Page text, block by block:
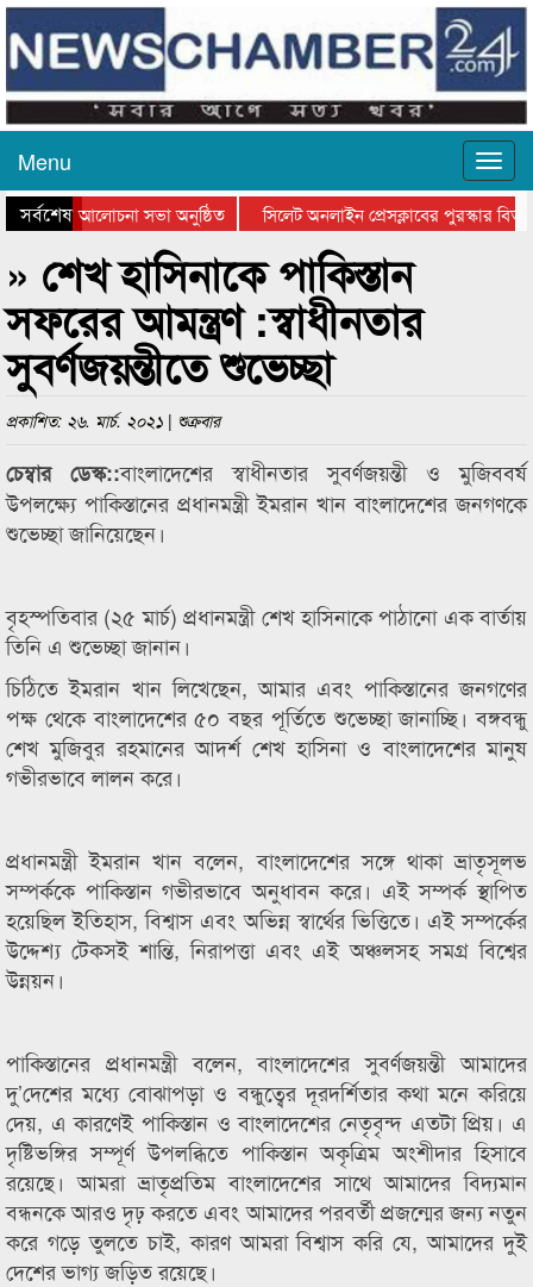
Menu
সর্বশেষ
দিবসের আলোচনা সভা অনুষ্ঠিত
সিলেট অনলাইন প্রেসক্লাবের পুরস্কার
সভা ও সম্মাননা প্রদান
কানাইঘাটের কিশোর আহাদের খুনি
» শেখ হাসিনাকে পাকিস্তান
সফরের আমন্ত্রণ :স্বাধীনতার
সুবর্ণজয়ন্তীতে শুভেচ্ছা
প্রকাশিত: ২৬. মার্চ. ২০২১ | শুক্রবার
চেম্বার ডেস্ক::বাংলাদেশের স্বাধীনতার সুবর্ণজয়ন্তী ও মুজিববর্ষ
উপলক্ষ্যে পাকিস্তানের প্রধানমন্ত্রী ইমরান খান বাংলাদেশের জনগণকে
শুভেচ্ছা জানিয়েছেন।
বৃহস্পতিবার (২৫ মার্চ) প্রধানমন্ত্রী শেখ হাসিনাকে পাঠানো এক বার্তায়
তিনি এ শুভেচ্ছা জানান।
চিঠিতে ইমরান খান লিখেছেন, আমার এবং পাকিস্তানের জনগণের
পক্ষ থেকে বাংলাদেশের ৫০ বছর পূর্তিতে শুভেচ্ছা জানাচ্ছি। বঙ্গবন্ধু
শেখ মুজিবুর রহমানের আদর্শ শেখ হাসিনা ও বাংলাদেশের মানুষ
গভীরভাবে লালন করে।
প্রধানমন্ত্রী ইমরান খান বলেন, বাংলাদেশের সঙ্গে থাকা ভ্রাতৃসূলভ
সম্পর্ককে পাকিস্তান গভীরভাবে অনুধাবন করে। এই সম্পর্ক স্থাপিত
হয়েছিল ইতিহাস, বিশ্বাস এবং অভিন্ন স্বার্থের ভিত্তিতে। এই সম্পর্কের
উদ্দেশ্য টেকসই শান্তি, নিরাপত্তা এবং এই অঞ্চলসহ সমগ্র বিশ্বের
উন্নয়ন।
পাকিস্তানের প্রধানমন্ত্রী বলেন, বাংলাদেশের সুবর্ণজয়ন্তী আমাদের
দু’দেশের মধ্যে বোঝাপড়া ও বন্ধুত্বের দূরদর্শিতার কথা মনে করিয়ে
দেয়, এ কারণেই পাকিস্তান ও বাংলাদেশের নেতৃবৃন্দ এতটা প্রিয়। এ
দৃষ্টিভঙ্গির সম্পূর্ণ উপলব্ধিতে পাকিস্তান অকৃত্রিম অংশীদার হিসাবে
রয়েছে। আমরা ভ্রাতৃপ্রতিম বাংলাদেশের সাথে আমাদের বিদ্যমান
বন্ধনকে আরও দৃঢ় করতে এবং আমাদের পরবর্তী প্রজন্মের জন্য নতুন
করে গড়ে তুলতে চাই, কারণ আমরা বিশ্বাস করি যে, আমাদের দুই
দেশের ভাগ্য জড়িত রয়েছে।